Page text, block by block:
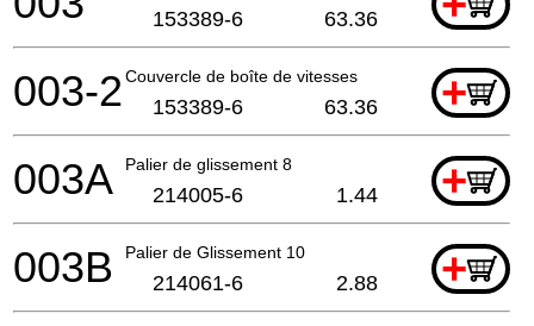
153389-6 63.36
Couvercle de boîte de vitesses +
003-2 153389-6 63.36
Palier de glissement 8 +
003A 214005-6 1.44
Palier de Glissement 10 +
003B 214061-6 2.88